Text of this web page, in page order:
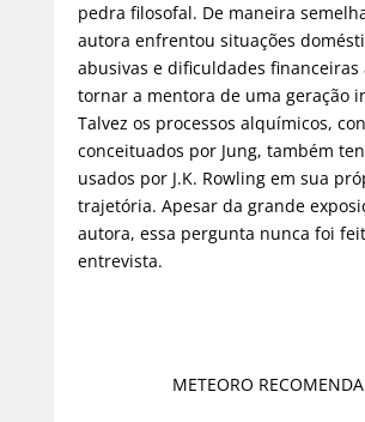
pedra filosofal. De maneira
autora enfrentou situações
abusivas e dificuldades financeiras
tornar a mentora de uma geração
Talvez os processos alquímicos,
conceituados por Jung, também
usados por J.K. Rowling em sua
trajetória. Apesar da grande
autora, essa pergunta nunca foi
entrevista.
METEORO RECOMENDA